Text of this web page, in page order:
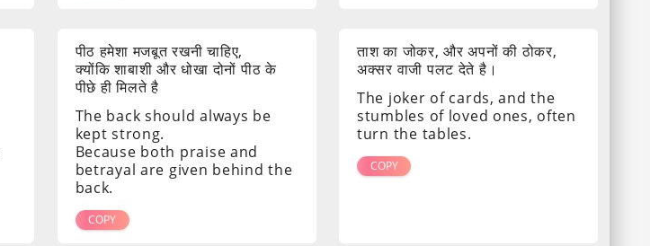
पीठ हमेशा मजबूत रखनी चाहिए,
क्योंकि शाबाशी और धोखा दोनों पीठ के
पीछे ही मिलते है
The back should always be
kept strong.
Because both praise and
betrayal are given behind the
back.
COPY
ताश का जोकर, और अपनों की ठोकर,
अक्सर वाजी पलट देते है।
The joker of cards, and the
stumbles of loved ones, often
turn the tables.
COPY